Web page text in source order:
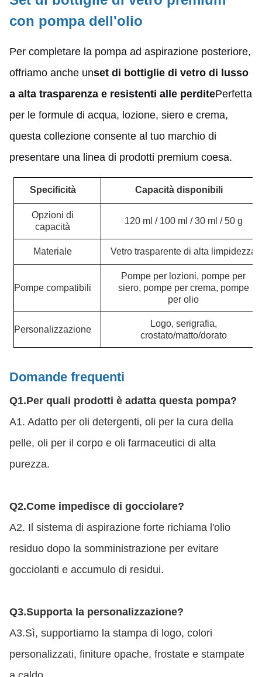
con pompa dell'olio
Per completare la pompa ad aspirazione posteriore,
offriamo anche unset di bottiglie di vetro di lusso
a alta trasparenza e resistenti alle perditePerfetta
per le formule di acqua, lozione, siero e crema,
questa collezione consente al tuo marchio di
presentare una linea di prodotti premium coesa.
Specificità Capacità disponibili
Opzioni di
capacità
120 ml / 100 ml / 30 ml / 50 g
Materiale Vetro trasparente di alta limpidezza
Pompe compatibili
Pompe per lozioni, pompe per
siero, pompe per crema, pompe
per olio
Personalizzazione
Logo, serigrafia,
crostato/matto/dorato
Domande frequenti
Q1.Per quali prodotti è adatta questa pompa?
A1. Adatto per oli detergenti, oli per la cura della
pelle, oli per il corpo e oli farmaceutici di alta
purezza.
Q2.Come impedisce di gocciolare?
A2. Il sistema di aspirazione forte richiama l'olio
residuo dopo la somministrazione per evitare
gocciolanti e accumulo di residui.
Q3.Supporta la personalizzazione?
A3.Sì, supportiamo la stampa di logo, colori
personalizzati, finiture opache, frostate e stampate